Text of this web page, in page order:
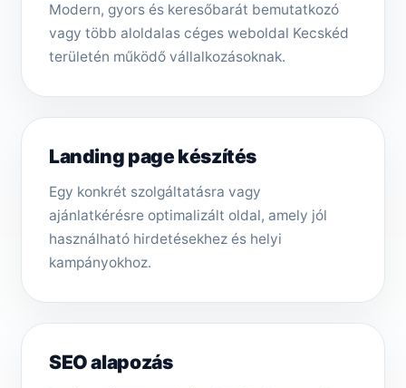
Modern, gyors és keresőbarát bemutatkozó
vagy több aloldalas céges weboldal Kecskéd
területén működő vállalkozásoknak.
Landing page készítés
Egy konkrét szolgáltatásra vagy
ajánlatkérésre optimalizált oldal, amely jól
használható hirdetésekhez és helyi
kampányokhoz.
SEO alapozás